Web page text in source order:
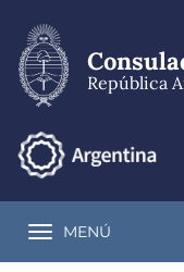
contenido
principal
República
Toggle navigation
MENÚ